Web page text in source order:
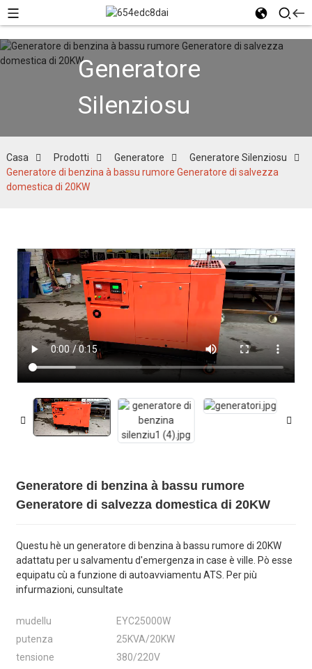
Generatore
Silenziosu
Casa Prodotti Generatore
Generatore Silenziosu
Generatore di benzina à bassu rumore Generatore di salvezza
domestica di 20KW
Generatore di benzina à bassu rumore
Generatore di salvezza domestica di 20KW
Questu hè un generatore di benzina à bassu rumore di 20KW
adattatu per u salvamentu d'emergenza in case è ville. Pò esse
equipatu cù a funzione di autoavviamentu ATS. Per più
infurmazioni, cunsultate
mudellu
EYC25000W
putenza
25KVA/20KW
tensione
380/220V